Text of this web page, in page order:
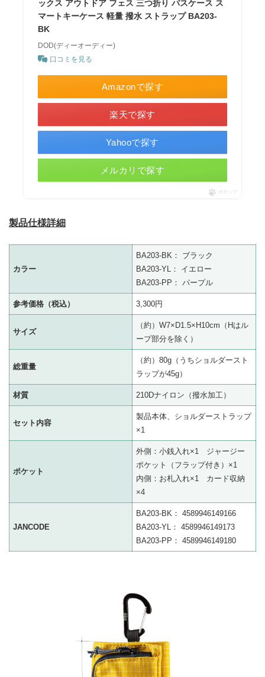
ックス アウトドア フェス 三つ折り パスケース ス
マートキーケース 軽量 撥水 ストラップ BA203-
BK
DOD(ディーオーディー)
口コミを見る
Amazonで探す
楽天で探す
Yahooで探す
メルカリで探す
ポチップ
製品仕様詳細
カラー
BA203-BK： ブラック
BA203-YL： イエロー
BA203-PP： パープル
参考価格（税込） 3,300円
サイズ
（約）W7×D1.5×H10cm（Hはル
ープ部分を除く）
総重量
（約）80g（うちショルダースト
ラップが45g）
材質 210Dナイロン（撥水加工）
セット内容
製品本体、ショルダーストラップ
×1
ポケット
外側：小銭入れ×1 ジャージー
ポケット（フラップ付き）×1
内側：お札入れ×1 カード収納
×4
JANCODE
BA203-BK： 4589946149166
BA203-YL： 4589946149173
BA203-PP： 4589946149180